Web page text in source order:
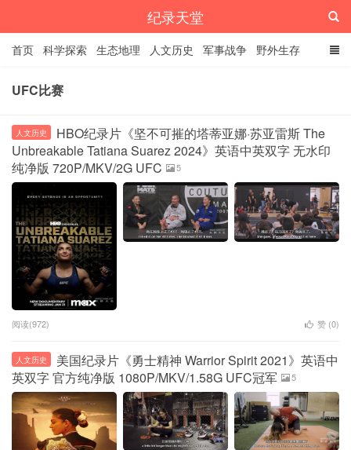
纪录天堂
首页 科学探索 生态地理 人文历史 军事战争 野外生存
经典纪录
UFC比赛
人文历史
HBO纪录片《坚不可摧的塔蒂亚娜·苏亚雷斯 The
Unbreakable Tatiana Suarez 2024》英语中英双字 无水印
纯净版 720P/MKV/2G UFC
5
阅读(972) 赞 (0)
人文历史
美国纪录片《勇士精神 Warrior Spirit 2021》英语中
英双字 官方纯净版 1080P/MKV/1.58G UFC冠军
5